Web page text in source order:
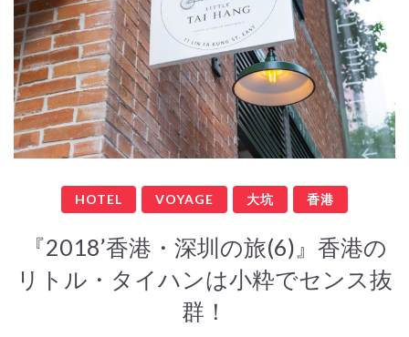
HOTEL VOYAGE 大坑 香港
『2018’香港・深圳の旅(6)』香港の
リトル・タイハンは小粋でセンス抜
群！